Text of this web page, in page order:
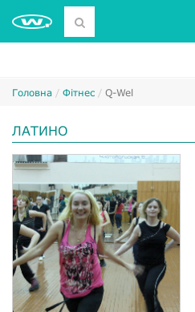
Головна Фітнес Q-Wel
ЛАТИНО